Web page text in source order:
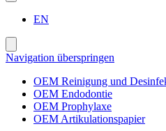
EN
Navigation überspringen
OEM Reinigung und
OEM Endodontie
OEM Prophylaxe
OEM Artikulationspapier